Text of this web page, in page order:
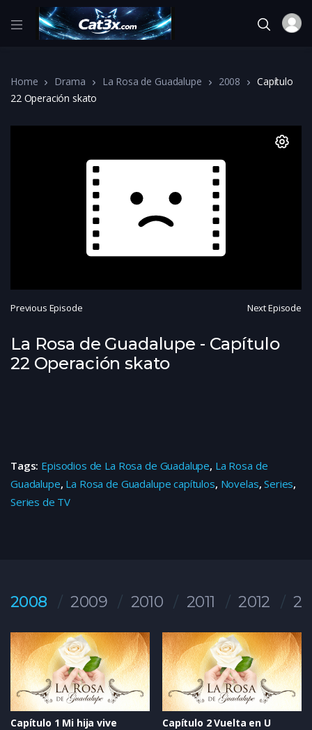
Home Drama La Rosa de Guadalupe 2008
Capítulo
22 Operación skato
Previous Episode Next Episode
La Rosa de Guadalupe - Capítulo
22 Operación skato
Tags: Episodios de La Rosa de Guadalupe, La Rosa de
Guadalupe, La Rosa de Guadalupe capítulos, Novelas,Series,
Series de TV
2008 2009 2010 2011 2012
Capítulo 1 Mi hija vive Capítulo 2 Vuelta en U